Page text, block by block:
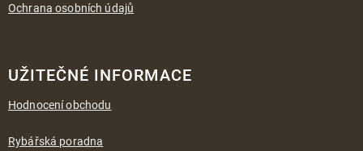
Ochrana osobních údajů
UŽITEČNÉ INFORMACE
Hodnocení obchodu
Rybářská poradna